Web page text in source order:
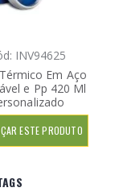
INV94625
Em Aço
e Pp 420 Ml
ESTE PRODUTO